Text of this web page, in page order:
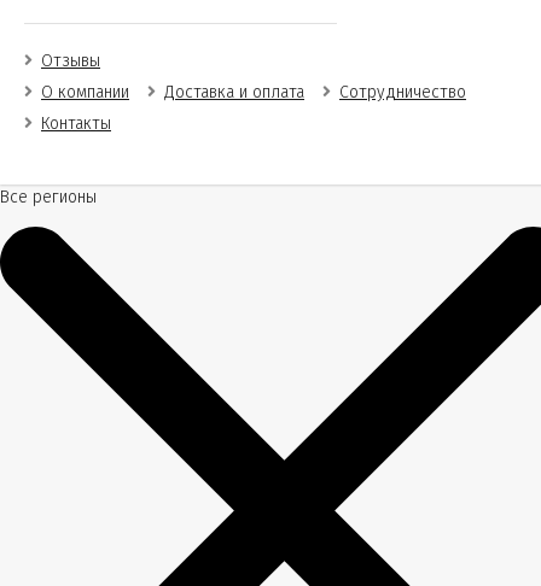
Отзывы
О компании
Доставка и оплата
Сотрудничество
Контакты
Все регионы